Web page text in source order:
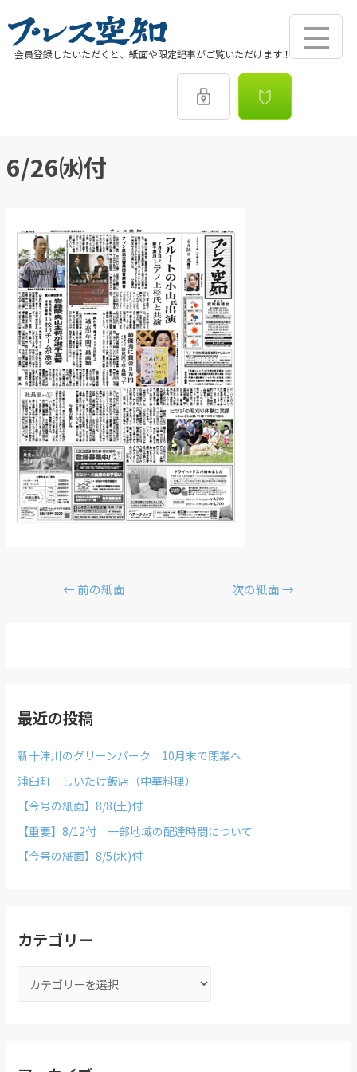
会員登録したいただくと、紙面や限定記事がご覧いただけます！
6/26㈬付
←前の紙面 次の紙面→
最近の投稿
新十津川のグリーンパーク 10月末で閉業へ
浦臼町｜しいたけ飯店（中華料理）
【今号の紙面】8/8(土)付
【重要】8/12付 一部地域の配達時間について
【今号の紙面】8/5(水)付
カテゴリー